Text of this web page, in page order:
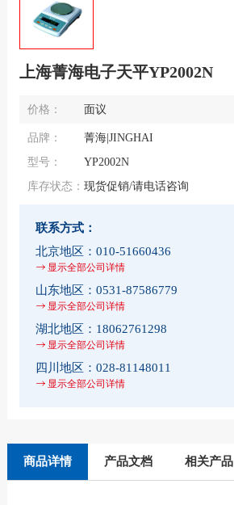
上海菁海电子天平YP2002N
价格： 面议
品牌：
菁海|JINGHAI
型号：
YP2002N
库存状态： 现货促销/请电话咨询
联系方式：
北京地区： 010-51660436
显示全部公司详情
山东地区： 0531-87586779
显示全部公司详情
湖北地区： 18062761298
显示全部公司详情
四川地区： 028-81148011
显示全部公司详情
商品详情 产品文档 相关产品